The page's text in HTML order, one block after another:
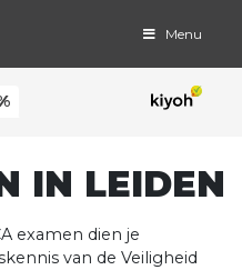
Menu
IN LEIDEN
examen dien je
van de Veiligheid